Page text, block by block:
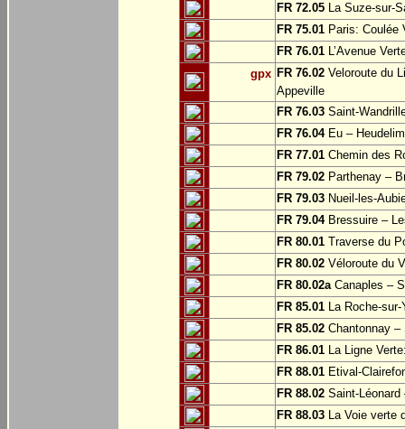
FR 72.05 La Suze-sur-
FR 75.01 Paris: Coulée
FR 76.01 L’Avenue
gpx FR 76.02 Veloroute du
Appeville
FR 76.03 Saint-
FR 76.04Eu –
FR 77.01 Chemin des
FR 79.02 Parthenay –
FR 79.03 Nueil-les-
FR 79.04Bressuire –
FR 80.01 Traverse du
FR 80.02 Véloroute du
FR 80.02aCanaples –
FR 85.01 La Roche-
FR 85.02 Chantonnay –
FR 86.01 La Ligne
FR 88.01 Etival-
FR 88.02 Saint-Léonard
FR 88.03 La Voie verte